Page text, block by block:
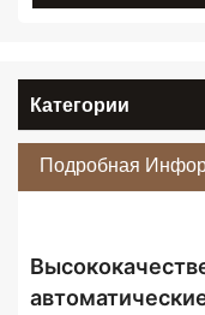
Категории
Подробная